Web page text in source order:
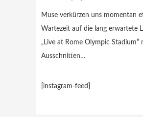
Muse verkürzen uns momentan
Wartezeit auf die lang erwartete
„Live at Rome Olympic Stadium“
Ausschnitten…
[instagram-feed]